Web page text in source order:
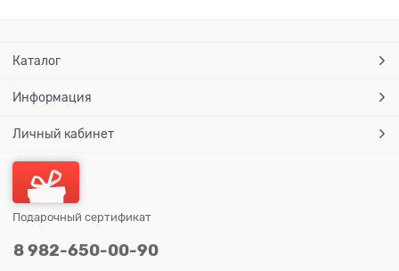
Каталог
Информация
Личный кабинет
Подарочный сертификат
8 982-650-00-90